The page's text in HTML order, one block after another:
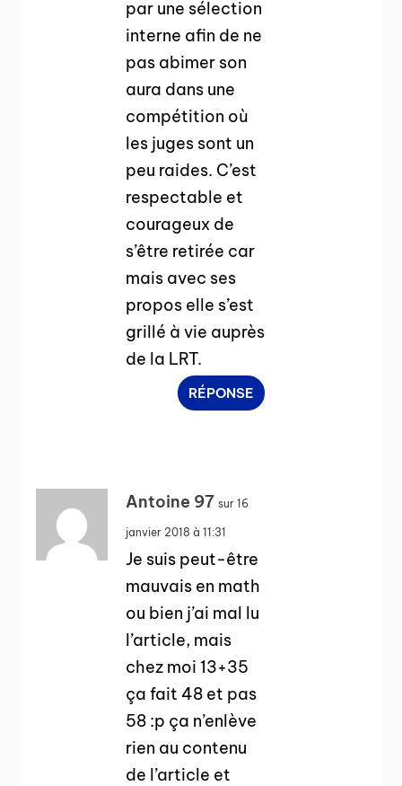
par une sélection
interne afin de ne
pas abimer son
aura dans une
compétition où
les juges sont un
peu raides. C’est
respectable et
courageux de
s’être retirée car
mais avec ses
propos elle s’est
grillé à vie auprès
de la LRT.
RÉPONSE
Antoine 97 sur 16
janvier 2018 à 11:31
Je suis peut-être
mauvais en math
ou bien j’ai mal lu
l’article, mais
chez moi 13+35
ça fait 48 et pas
58 :p ça n’enlève
rien au contenu
de l’article et